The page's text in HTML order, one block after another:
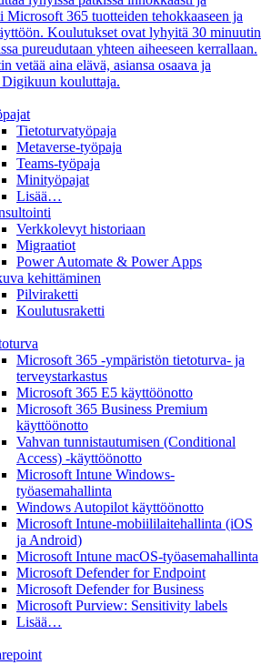
Microsoft 365 tuotteiden tehokkaaseen ja
Koulutukset ovat lyhyitä 30 minuutin
pureudutaan yhteen aiheeseen kerrallaan.
vetää aina elävä, asiansa osaava ja
Digikuun kouluttaja.
Tietoturvatyöpaja
Metaverse-työpaja
Teams-työpaja
Minityöpajat
Lisää…
Verkkolevyt historiaan
Migraatiot
Power Automate & Power Apps
kehittäminen
Pilviraketti
Koulutusraketti
Microsoft 365 -ympäristön tietoturva- ja
terveystarkastus
Microsoft 365 E5 käyttöönotto
Microsoft 365 Business Premium
käyttöönotto
Vahvan tunnistautumisen (Conditional
Access) -käyttöönotto
Microsoft Intune Windows-
työasemahallinta
Windows Autopilot käyttöönotto
Microsoft Intune-mobiililaitehallinta (iOS
ja Android)
Microsoft Intune macOS-työasemahallinta
Microsoft Defender for Endpoint
Microsoft Defender for Business
Microsoft Purview: Sensitivity labels
Lisää…